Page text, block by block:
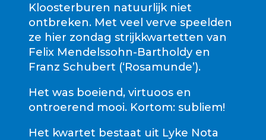
Kloosterburen natuurlijk niet
ontbreken. Met veel verve speelden
ze hier zondag strijkkwartetten van
Felix Mendelssohn-Bartholdy en
Franz Schubert (‘Rosamunde’).
Het was boeiend, virtuoos en
ontroerend mooi. Kortom: subliem!
Het kwartet bestaat uit Lyke Nota